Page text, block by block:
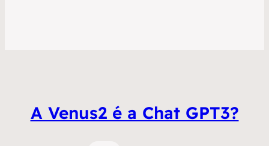
A Venus2 é a Chat GPT3?